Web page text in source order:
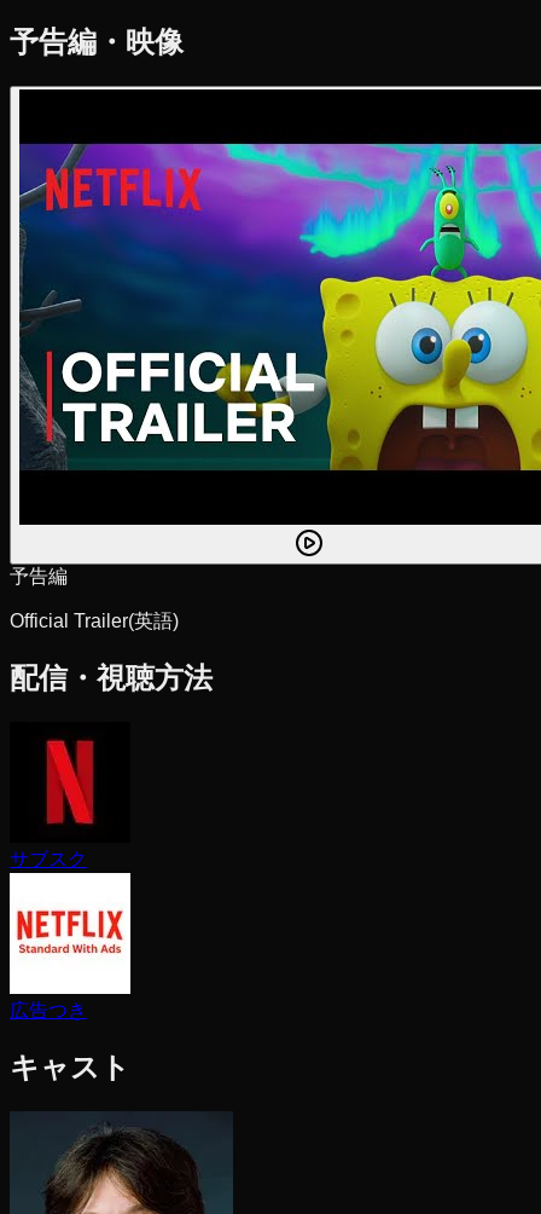
予告編・映像
予告編
Official Trailer(英語)
配信・視聴方法
サブスク
広告つき
キャスト